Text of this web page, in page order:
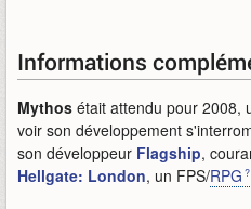
Informations
Mythos était attendu pour 2008,
voir son développement
son développeur Flagship,
Hellgate: London, un FPS/RPG